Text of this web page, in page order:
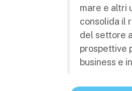
mare e altri
consolida il
del settore
prospettive
business e